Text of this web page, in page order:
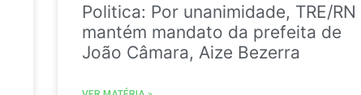
Politica: Por unanimidade, TRE/RN
mantém mandato da prefeita de
João Câmara, Aize Bezerra